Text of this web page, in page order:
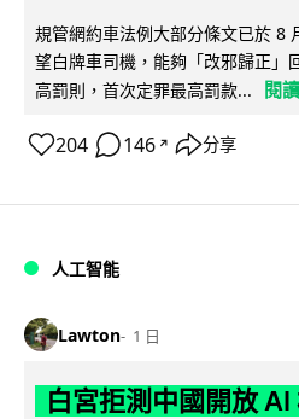
規管網約車法例大部分條文已於 8
望白牌車司機，能夠「改邪歸正」
高罰則，首次定罪最高罰款...
閱
204 146 ↗ 分享
人工智能
Lawton 1 日
白宮拒測中國開放